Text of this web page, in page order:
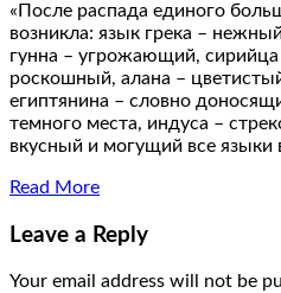
«После распада единого
возникла: язык грека –
гунна – угрожающий,
роскошный, алана –
египтянина – словно
темного места, индуса –
вкусный и могущий все языки
Read More
Leave a Reply
Your email address will not be